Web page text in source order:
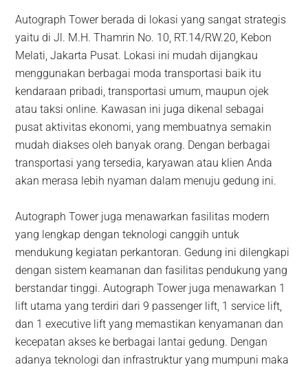
Autograph Tower berada di lokasi yang sangat strategis
yaitu di Jl. M.H. Thamrin No. 10, RT.14/RW.20, Kebon
Melati, Jakarta Pusat. Lokasi ini mudah dijangkau
menggunakan berbagai moda transportasi baik itu
kendaraan pribadi, transportasi umum, maupun ojek
atau taksi online. Kawasan ini juga dikenal sebagai
pusat aktivitas ekonomi, yang membuatnya semakin
mudah diakses oleh banyak orang. Dengan berbagai
transportasi yang tersedia, karyawan atau klien Anda
akan merasa lebih nyaman dalam menuju gedung ini.
Autograph Tower juga menawarkan fasilitas modern
yang lengkap dengan teknologi canggih untuk
mendukung kegiatan perkantoran. Gedung ini dilengkapi
dengan sistem keamanan dan fasilitas pendukung yang
berstandar tinggi. Autograph Tower juga menawarkan 1
lift utama yang terdiri dari 9 passenger lift, 1 service lift,
dan 1 executive lift yang memastikan kenyamanan dan
kecepatan akses ke berbagai lantai gedung. Dengan
adanya teknologi dan infrastruktur yang mumpuni maka